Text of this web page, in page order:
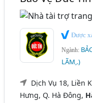
Được
Ngành:
LÃM,.)
Dịch Vụ 18, Liền
Hưng, Q. Hà Đông,